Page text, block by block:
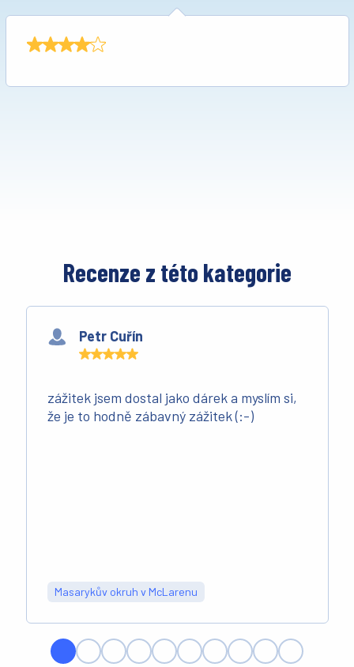
Recenze z této kategorie
Petr Cuřín
zážitek jsem dostal jako dárek a myslím si,
že je to hodně zábavný zážitek (:-)
Masarykův okruh v McLarenu